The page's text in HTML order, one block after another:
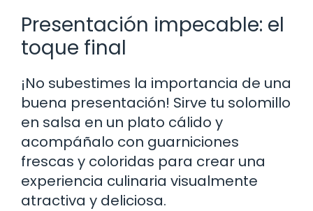
Presentación impecable: el
toque final
¡No subestimes la importancia de una
buena presentación! Sirve tu solomillo
en salsa en un plato cálido y
acompáñalo con guarniciones
frescas y coloridas para crear una
experiencia culinaria visualmente
atractiva y deliciosa.